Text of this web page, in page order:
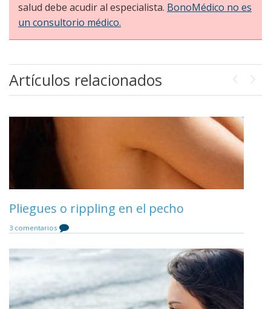
salud debe acudir al especialista. BonoMédico no es
un consultorio médico.
Artículos relacionados
Alimentos y dietas para aumentar el
pecho
Pliegues o rippling en el pecho
3 comentarios
Anestesia en el aumento de pecho
Comentar
Next